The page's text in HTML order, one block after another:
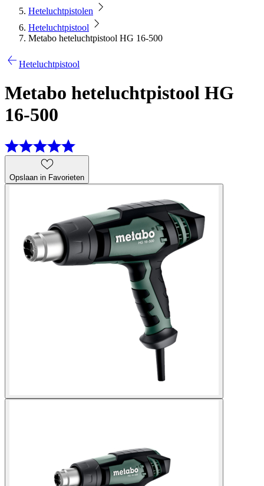
Heteluchtpistolen
Heteluchtpistool
Metabo heteluchtpistool HG 16-500
Heteluchtpistool
Metabo heteluchtpistool HG
16-500
Opslaan in Favorieten